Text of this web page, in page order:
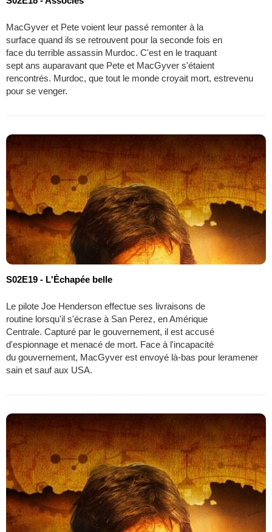
MacGyver et Pete voient leur passé remonter à la
surface quand ils se retrouvent pour la seconde fois en
face du terrible assassin Murdoc. C'est en le traquant
sept ans auparavant que Pete et MacGyver s'étaient
rencontrés. Murdoc, que tout le monde croyait mort, estrevenu
pour se venger.
S02E19 - L'Échapée belle
Le pilote Joe Henderson effectue ses livraisons de
routine lorsqu'il s'écrase à San Perez, en Amérique
Centrale. Capturé par le gouvernement, il est accusé
d'espionnage et menacé de mort. Face à l'incapacité
du gouvernement, MacGyver est envoyé là-bas pour leramener
sain et sauf aux USA.